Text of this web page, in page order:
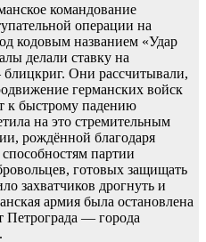
командование
операции на
кодовым названием «Удар
делали ставку на
Они рассчитывали,
германских войск
к быстрому падению
на это стремительным
рождённой благодаря
партии
готовых защищать
захватчиков дрогнуть и
армия была остановлена
Петрограда — города